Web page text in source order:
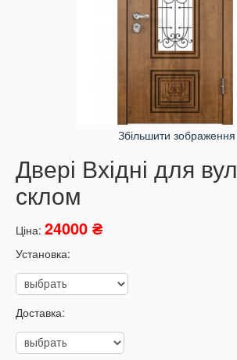
Збільшити зображення
Двері Вхідні для
склом
Ціна: 24000 ₴
Установка:
Доставка: